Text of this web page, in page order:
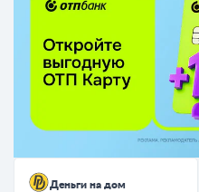
Деньги на дом